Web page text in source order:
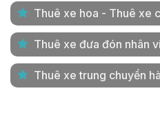
Thuê xe hoa - Thuê xe
Thuê xe đưa đón nhân
Thuê xe trung chuyển